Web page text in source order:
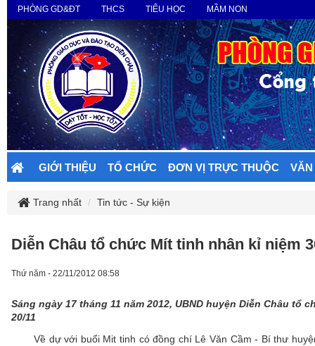
PHÒNG GD&ĐT THCS TIỂU HỌC MẦM NON
GIỚI THIỆU TỔ CHỨC ĐƠN VỊ TRỰC THUỘC
Trang nhất Tin tức - Sự kiện
Diễn Châu tổ chức Mít tinh nhân kỉ niệm
Thứ năm - 22/11/2012 08:58
Sáng ngày 17 tháng 11 năm 2012, UBND huyện Diễn Châu tổ
20/11
Về dự với buổi Mit tinh có đồng chí Lê Văn Cầm - Bí thư